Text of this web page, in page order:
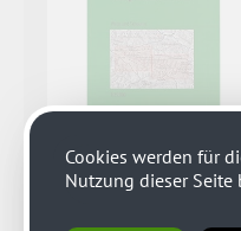
Cookies werden für
Nutzung dieser Seite